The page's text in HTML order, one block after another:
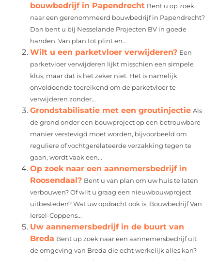
bouwbedrijf in Papendrecht Bent u op zoek
naar een gerenommeerd bouwbedrijf in Papendrecht?
Dan bent u bij Nesselande Projecten BV in goede
handen. Van plan tot plint en...
Wilt u een parketvloer verwijderen? Een
parketvloer verwijderen lijkt misschien een simpele
klus, maar dat is het zeker niet. Het is namelijk
onvoldoende toereikend om de parketvloer te
verwijderen zonder...
Grondstabilisatie met een groutinjectie Als
de grond onder een bouwproject op een betrouwbare
manier verstevigd moet worden, bijvoorbeeld om
reguliere of vochtgerelateerde verzakking tegen te
gaan, wordt vaak een...
Op zoek naar een aannemersbedrijf in
Roosendaal? Bent u van plan om uw huis te laten
verbouwen? Of wilt u graag een nieuwbouwproject
uitbesteden? Wat uw opdracht ook is, Bouwbedrijf Van
Iersel-Coppens...
Uw aannemersbedrijf in de buurt van
Breda Bent up zoek naar een aannemersbedrijf uit
de omgeving van Breda die echt werkelijk alles kan?